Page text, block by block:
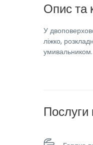
Опис та
У
ліжко,
умивальником.